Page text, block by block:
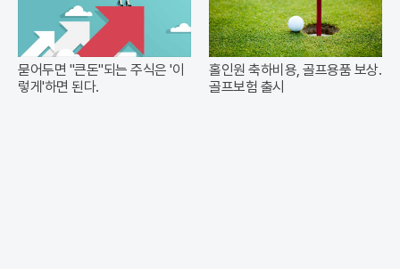
묻어두면 "큰돈"되는 주식은 '이
렇게'하면 된다.
홀인원 축하비용, 골프용품 보상.
골프보험 출시